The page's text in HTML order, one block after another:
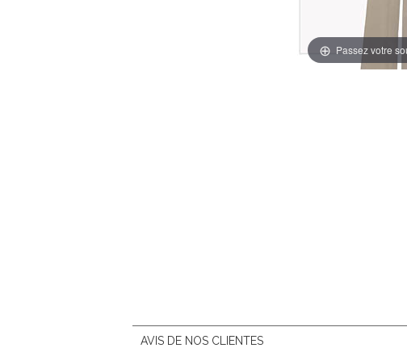
Passez votre
AVIS DE NOS CLIENTES